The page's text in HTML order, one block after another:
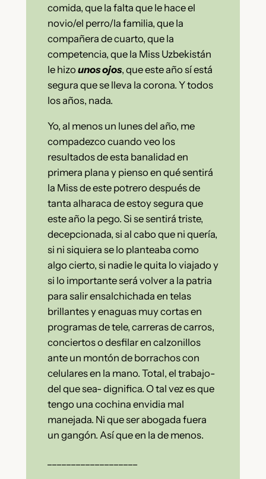
comida, que la falta que le hace el
novio/el perro/la familia, que la
compañera de cuarto, que la
competencia, que la Miss Uzbekistán
le hizo unos ojos, que este año sí está
segura que se lleva la corona. Y todos
los años, nada.
Yo, al menos un lunes del año, me
compadezco cuando veo los
resultados de esta banalidad en
primera plana y pienso en qué sentirá
la Miss de este potrero después de
tanta alharaca de estoy segura que
este año la pego. Si se sentirá triste,
decepcionada, si al cabo que ni quería,
si ni siquiera se lo planteaba como
algo cierto, si nadie le quita lo viajado y
si lo importante será volver a la patria
para salir ensalchichada en telas
brillantes y enaguas muy cortas en
programas de tele, carreras de carros,
conciertos o desfilar en calzonillos
ante un montón de borrachos con
celulares en la mano. Total, el trabajo-
del que sea- dignifica. O tal vez es que
tengo una cochina envidia mal
manejada. Ni que ser abogada fuera
un gangón. Así que en la de menos.